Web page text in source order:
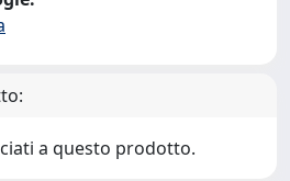
a questo prodotto.